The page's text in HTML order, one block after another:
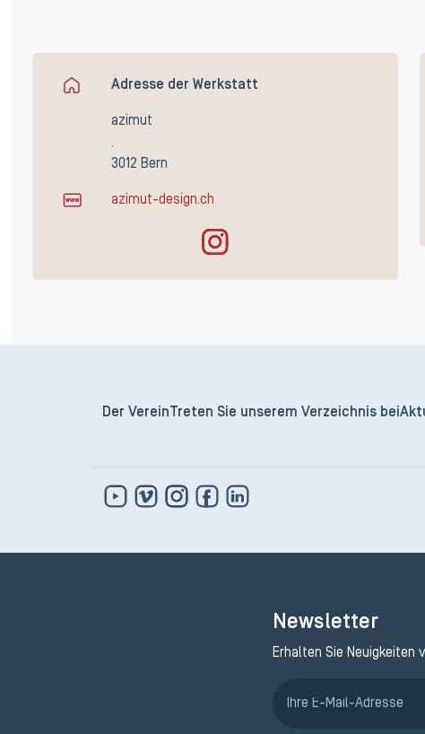
Adresse der Werkstatt
azimut
.
3012 Bern
azimut-design.ch
Der Verein Treten Sie unserem Verzeichnis bei
Newsletter
Erhalten Sie